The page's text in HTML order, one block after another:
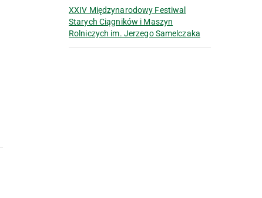
XXIV Międzynarodowy Festiwal
Starych Ciągników i Maszyn
Rolniczych im. Jerzego Samelczaka